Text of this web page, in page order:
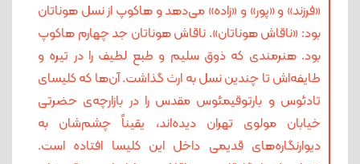
«فرزند» و «پور» و «زاده» می‌دهد و هاکوپ از نسل هوناتان
بود: «ناقاش هوناتان». ناقاش هوناتان جد چهارم هاکوپ
بود. هنرمندی که ذوق سلیم و طبع لطیف را در تیره و
طایفه‌اش تا چندین نسل به ارث گذاشت. آن‌ها که کلیسای
تادئوس و بارتوقیمئوس مقدس را در بازارچه‌ی حضرتی
خیابان مولوی تهران دیده‌اند، یقیناً چشم‌شان به
دیوارنگاره‌های قدیمی داخل این کلیسا افتاده است.